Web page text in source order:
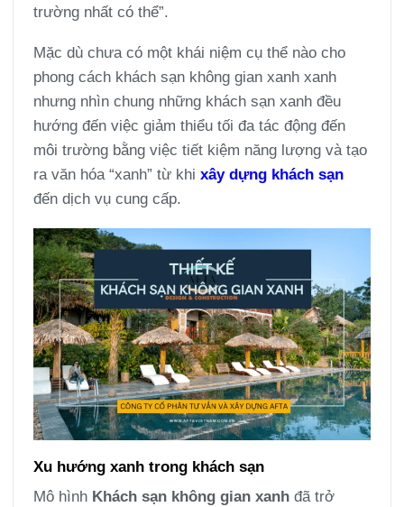
trường nhất có thể”.
Mặc dù chưa có một khái niệm cụ thể nào cho
phong cách khách sạn không gian xanh xanh
nhưng nhìn chung những khách sạn xanh đều
hướng đến việc giảm thiểu tối đa tác động đến
môi trường bằng việc tiết kiệm năng lượng và tạo
ra văn hóa “xanh” từ khi xây dựng khách sạn
đến dịch vụ cung cấp.
Xu hướng xanh trong khách sạn
Mô hình Khách sạn không gian xanhđã trở